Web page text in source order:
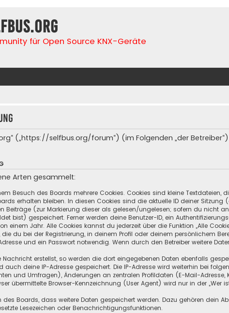
für Open Source KNX-Geräte
(„https://selfbus.org/forum“) (im Folgenden „der
Arten gesammelt:
Besuch des Boards mehrere Cookies. Cookies sind kleine
erhalten bleiben. In diesen Cookies sind die aktuelle ID deiner
Beiträge (zur Markierung dieser als gelesen/ungelesen; sofern du nicht
bist) gespeichert. Ferner werden deine Benutzer-ID, ein
Jahr. Alle Cookies kannst du jederzeit über die Funktion „Alle
du bei der Registrierung, in deinem Profil oder deinem persönlichem
und ein Passwort notwendig. Wenn durch den Betreiber weitere
erstellst, so werden die dort eingegebenen Daten ebenfalls
auch deine IP-Adresse gespeichert. Die IP-Adresse wird weiterhin bei
und Umfragen), Änderungen an zentralen Profildaten (E-Mail-
übermittelte Browser-Kennzeichnung (User Agent) wird nur in der
des Boards, dass weitere Daten gespeichert werden. Dazu gehören dein
Lesezeichen oder Benachrichtigungsfunktionen.